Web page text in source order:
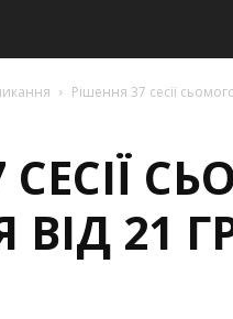
Рішення 37 сесії
21